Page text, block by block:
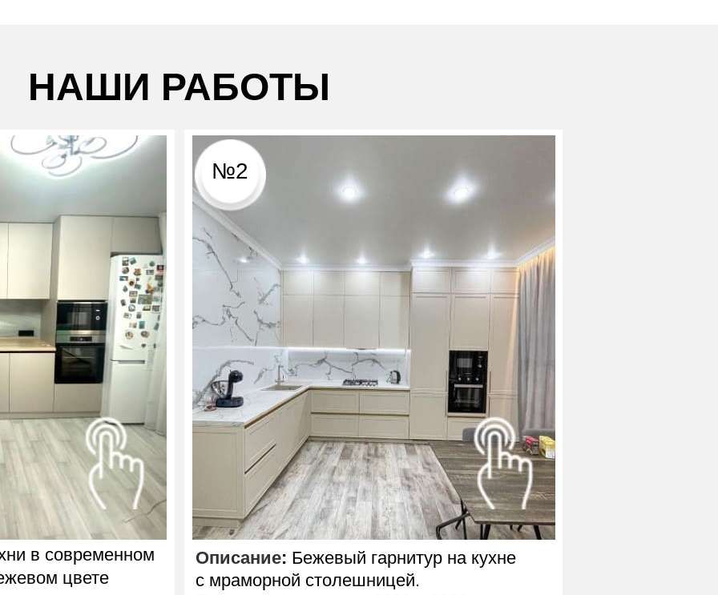
цвете
Описание: Бежевый гарнитур на кухне
с мраморной столешницей.
№2
НАШИ РАБОТЫ
в современном